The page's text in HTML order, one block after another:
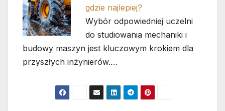
gdzie najlepiej?
Wybór odpowiedniej uczelni
do studiowania mechaniki i
budowy maszyn jest kluczowym krokiem dla
przyszłych inżynierów.…